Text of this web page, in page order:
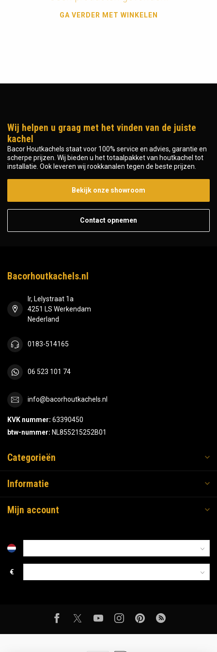
GA VERDER MET WINKELEN
Wij helpen u graag met het vinden van de juiste
kachel
Bacor Houtkachels staat voor 100% service en advies, garantie en
scherpe prijzen. Wij bieden u het totaalpakket van houtkachel tot
installatie. Ook leveren wij rookkanalen tegen de beste prijzen.
Bekijk onze showroom
Contact opnemen
Bacorhoutkachels.nl
Ir, Lelystraat 1a
4251 LS Werkendam
Nederland
0183-514165
06 523 101 74
info@bacorhoutkachels.nl
KVK nummer: 63390450
btw-nummer: NL855215252B01
Categorieën
Informatie
Mijn account
€